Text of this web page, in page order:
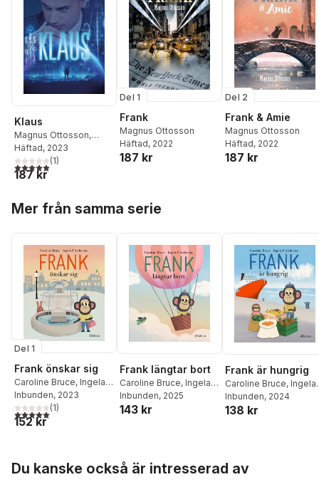
Klaus
Magnus Ottosson,
Henrik Nilsson
Thelander,
Niemi,Angela Rizzo
Renée Ripman
Christoffer Sorner
Häftad, 2023
5,0utav 5 stjärnor. Totalt antal röster:
(1)
187 kr
Del 1
Frank
Magnus Ottosson
Häftad, 2022
187 kr
Del 2
Frank & Amie
Magnus Ottosson
Häftad, 2022
187 kr
Mer från samma serie
Del 1
Frank önskar sig
Caroline Bruce, Ingela P
Arrhenius
Inbunden, 2023
5,0utav 5 stjärnor. Totalt antal röster:
(1)
152 kr
Frank längtar bort
Caroline Bruce, Ingela P
Arrhenius
Inbunden, 2025
143 kr
Frank är hungrig
Caroline Bruce, Ingela
Arrhenius
Inbunden, 2024
138 kr
Du kanske också är intresserad av